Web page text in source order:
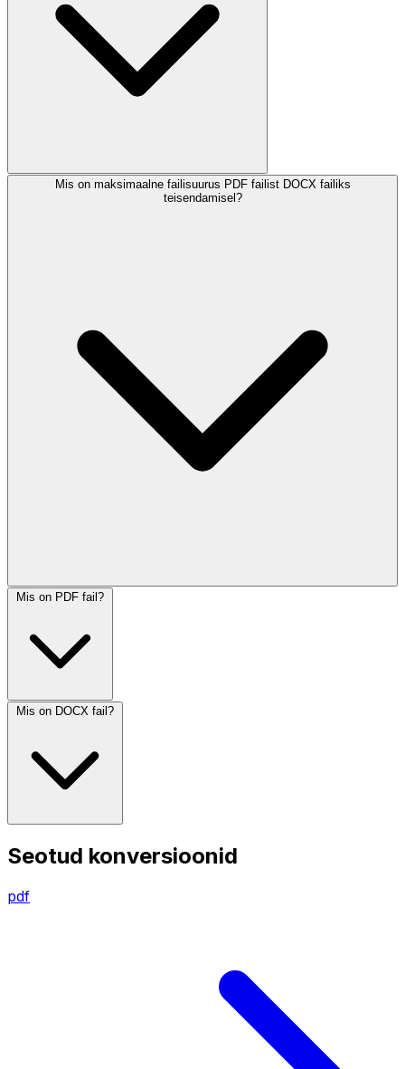
Mis on maksimaalne failisuurus PDF failist DOCX failiks
teisendamisel?
Mis on PDF fail?
Mis on DOCX fail?
Seotud konversioonid
pdf